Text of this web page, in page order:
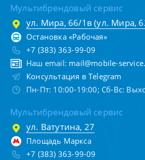
Мультибрендовый сервис
ул. Мира, 66/1в (ул. Мира,
Остановка «Рабочая»
+7 (383) 363-99-09
Наш email: mail@mobile-
Консультация в Telegram
Пн-Пт: 10:00-19:00; Сб-Вс:
Мультибрендовый сервис
ул. Ватутина, 27
Площадь Маркса
+7 (383) 363-99-09